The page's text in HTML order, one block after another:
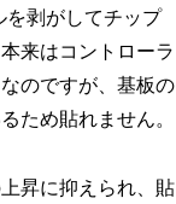
を剥がしてチップ
来はコントローラ
のですが、基板の
ため貼れません。
昇に抑えられ、貼